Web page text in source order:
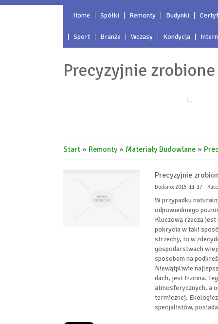
Home Spółki Remonty Budynki
Sport Branże Wczasy Kondycja
Precyzyjnie
Start » Remonty» Materiały Budowlane »
Precyzyjnie
Dodano: 2015-11-17
W przypadku
odpowiedniego
Kluczową rzeczą jest
pokrycia w taki
strzechy, to w
gospodarstwach
sposobem na
Niewątpliwie
dach, jest trzcina.
atmosferycznych, a
termicznej.
specjalistów,